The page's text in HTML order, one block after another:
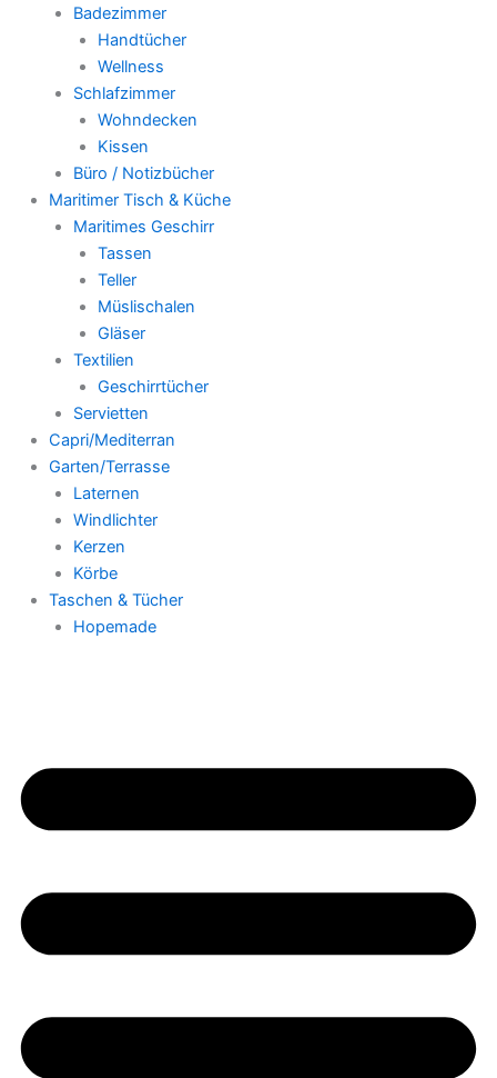
Badezimmer
Handtücher
Wellness
Schlafzimmer
Wohndecken
Kissen
Büro / Notizbücher
Maritimer Tisch & Küche
Maritimes Geschirr
Tassen
Teller
Müslischalen
Gläser
Textilien
Geschirrtücher
Servietten
Capri/Mediterran
Garten/Terrasse
Laternen
Windlichter
Kerzen
Körbe
Taschen & Tücher
Hopemade